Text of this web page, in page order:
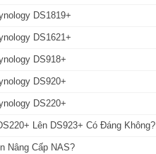
DS1819+
DS1621+
DS918+
DS920+
DS220+
Lên DS923+ Có Đáng Không?
Nâng Cấp NAS?